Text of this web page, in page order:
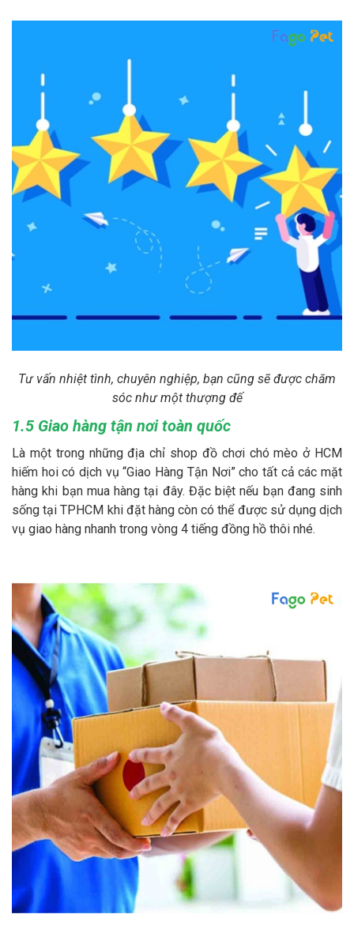
Tư vấn nhiệt tình, chuyên nghiệp, bạn cũng sẽ được chăm
sóc như một thượng đế
1.5 Giao hàng tận nơi toàn quốc
Là một trong những địa chỉ shop đồ chơi chó mèo ở HCM
hiếm hoi có dịch vụ “Giao Hàng Tận Nơi” cho tất cả các mặt
hàng khi bạn mua hàng tại đây. Đặc biệt nếu bạn đang sinh
sống tại TPHCM khi đặt hàng còn có thể được sử dụng dịch
vụ giao hàng nhanh trong vòng 4 tiếng đồng hồ thôi nhé.